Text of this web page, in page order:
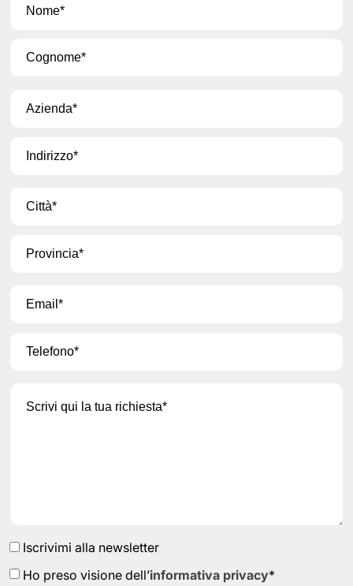
Iscrivimi alla newsletter
Ho preso visione dell’informativa privacy*